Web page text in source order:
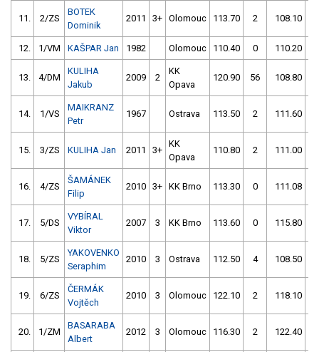
11. 2/ZS
BOTEK
Dominik
2011 3+ Olomouc 113.70 2 108.10
12. 1/VM KAŠPAR Jan 1982 Olomouc 110.40 0 110.20
13. 4/DM
KULIHA
Jakub
2009 2
KK
Opava
120.90 56 108.80
14. 1/VS
MAIKRANZ
Petr
1967 Ostrava 113.50 2 111.60
15. 3/ZS KULIHA Jan 2011 3+
KK
Opava
110.80 2 111.00
16. 4/ZS
ŠAMÁNEK
Filip
2010 3+ KK Brno 113.30 0 111.08
17. 5/DS
VYBÍRAL
Viktor
2007 3 KK Brno 113.60 0 115.80
18. 5/ZS
YAKOVENKO
Seraphim
2010 3 Ostrava 112.50 4 108.50
19. 6/ZS
ČERMÁK
Vojtěch
2010 3 Olomouc 122.10 2 118.10
20. 1/ZM
BASARABA
Albert
2012 3 Olomouc 116.30 2 122.40